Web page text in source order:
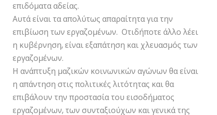
επιδόματα αδείας.
Αυτά είναι τα απολύτως απαραίτητα για την
επιβίωση των εργαζομένων. Οτιδήποτε άλλο λέει
η κυβέρνηση, είναι εξαπάτηση και χλευασμός των
εργαζομένων.
Η ανάπτυξη μαζικών κοινωνικών αγώνων θα είναι
η απάντηση στις πολιτικές λιτότητας και θα
επιβάλουν την προστασία του εισοδήματος
εργαζομένων, των συνταξιούχων και γενικά της